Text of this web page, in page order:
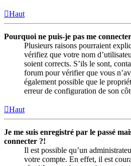
Haut
Pourquoi ne puis-je pas me
Plusieurs raisons pourraient
vérifiez que votre nom
soient corrects. S’ils le sont,
forum pour vérifier que vous
également possible que le
erreur de configuration de son
Haut
Je me suis enregistré par le passé
connecter ?!
Il est possible qu’un
votre compte. En effet, il est